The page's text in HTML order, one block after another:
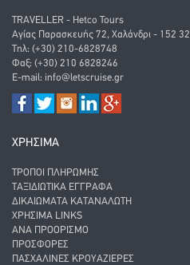
TRAVELLER - Hetco Tours
Αγίας Παρασκευής 72, Χαλάνδρι - 152 32
Τηλ: (+30) 210-6828748
Φαξ: (+30) 210 6828246
E-mail: info@letscruise.gr
ΧΡΗΣΙΜΑ
ΤΡΌΠΟΙ ΠΛΗΡΩΜΉΣ
ΤΑΞΙΔΙΩΤΙΚΆ ΈΓΓΡΑΦΑ
ΔΙΚΑΙΏΜΑΤΑ ΚΑΤΑΝΑΛΩΤΉ
ΧΡΉΣΙΜΑ LINKS
ΑΝΑ ΠΡΟΟΡΙΣΜΌ
ΠΡΟΣΦΟΡΈΣ
ΠΑΣΧΑΛΙΝΈΣ ΚΡΟΥΑΖΙΈΡΕΣ